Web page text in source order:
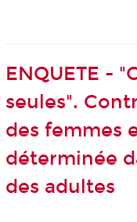
ENQUETE -
seules".
des femmes
déterminée
des adultes